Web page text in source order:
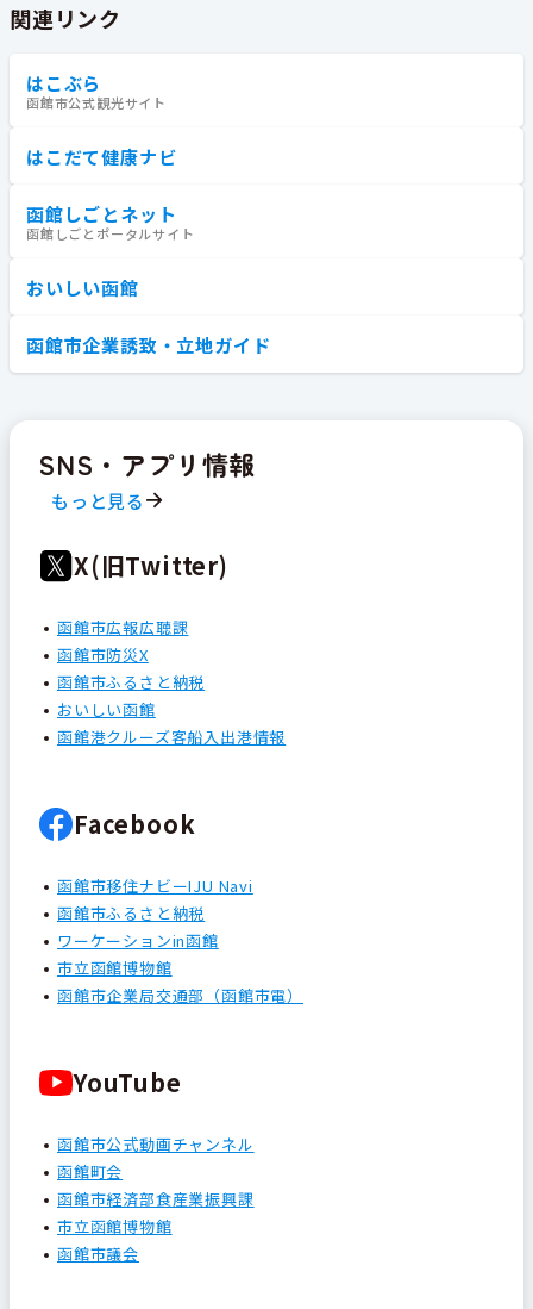
関連リンク
はこぶら
函館市公式観光サイト
はこだて健康ナビ
函館しごとネット
函館しごとポータルサイト
おいしい函館
函館市企業誘致・立地ガイド
SNS・アプリ情報
もっと見る
X(旧Twitter)
函館市広報広聴課
函館市防災X
函館市ふるさと納税
おいしい函館
函館港クルーズ客船入出港情報
Facebook
函館市移住ナビーIJU Navi
函館市ふるさと納税
ワーケーションin函館
市立函館博物館
函館市企業局交通部（函館市電）
YouTube
函館市公式動画チャンネル
函館町会
函館市経済部食産業振興課
市立函館博物館
函館市議会